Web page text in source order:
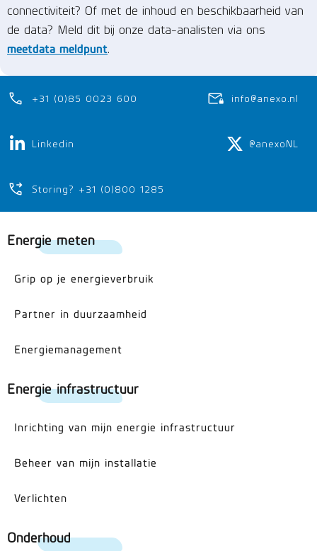
connectiviteit? Of met de inhoud en beschikbaarheid van
de data? Meld dit bij onze data-analisten via ons
meetdata meldpunt.
+31 (0)85 0023 600 info@anexo.nl
Linkedin @anexoNL
Storing? +31 (0)800 1285
Energie meten
Grip op je energieverbruik
Partner in duurzaamheid
Energiemanagement
Energie infrastructuur
Inrichting van mijn energie infrastructuur
Beheer van mijn installatie
Verlichten
Onderhoud